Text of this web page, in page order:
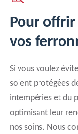
Pour offrir
vos
Si vous voulez
soient protégées
intempéries et du
optimisant leur
nos soins. Nous